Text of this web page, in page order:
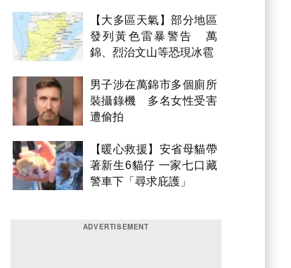
【大多區天氣】部分地區
發列黃色雷暴警告 萬
錦、烈治文山等恐現冰雹
男子涉在萬錦市多個廁所
裝攝錄機 多名女性受害
遭偷拍
【暖心救援】安省母貓帶
著新生6貓仔 一家七口藏
警車下「尋求庇護」